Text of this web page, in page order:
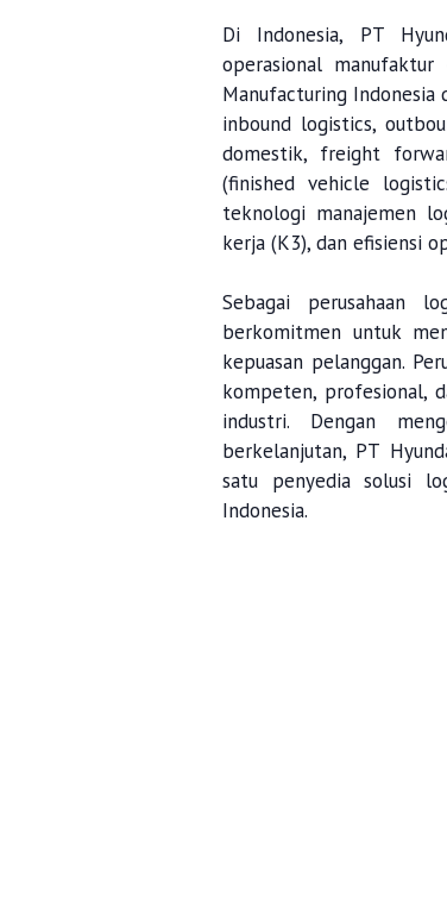
Di Indonesia, PT
operasional
Manufacturing Indonesia
inbound logistics,
domestik, freight
(finished vehicle
teknologi manajemen
kerja (K3), dan efisiensi
Sebagai perusahaan
berkomitmen untuk
kepuasan pelanggan.
kompeten, profesional,
industri. Dengan
berkelanjutan, PT
satu penyedia solusi
Indonesia.